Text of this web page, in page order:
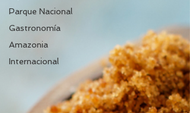
Parque Nacional
Gastronomía
Amazonia
Internacional